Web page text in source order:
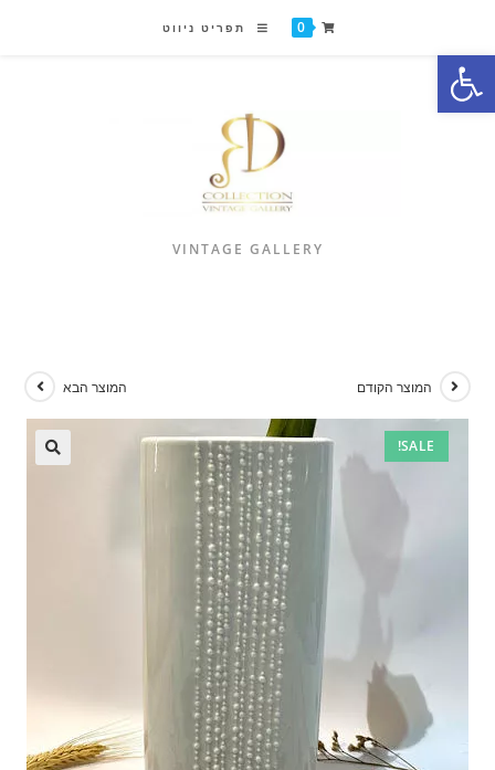
פתח סרגל נגישות
0 תפריט ניווט
VINTAGE GALLERY
SALE!
המוצר הקודם המוצר הבא